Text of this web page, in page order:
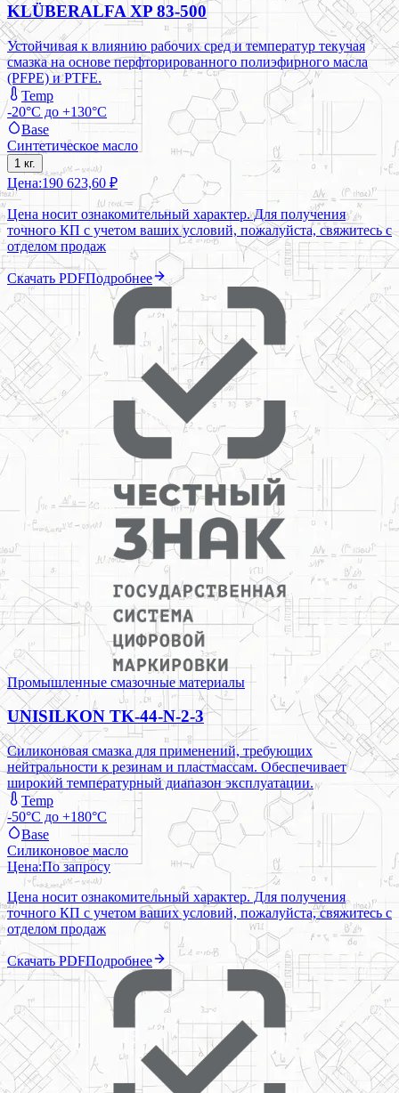
KLÜBERALFA XP 83-500
Устойчивая к влиянию рабочих сред и температур текучая
смазка на основе перфторированного полиэфирного масла
(PFPE) и PTFE.
Temp
-20°C до +130°C
Base
Синтетическое масло
1 кг.
Цена:190 623,60 ₽
Цена носит ознакомительный характер. Для получения
точного КП с учетом ваших условий, пожалуйста, свяжитесь с
отделом продаж
Скачать PDFПодробнее
Промышленные смазочные материалы
UNISILKON TK-44-N-2-3
Силиконовая смазка для применений, требующих
нейтральности к резинам и пластмассам. Обеспечивает
широкий температурный диапазон эксплуатации.
Temp
-50°C до +180°C
Base
Силиконовое масло
Цена:По запросу
Цена носит ознакомительный характер. Для получения
точного КП с учетом ваших условий, пожалуйста, свяжитесь с
отделом продаж
Скачать PDFПодробнее